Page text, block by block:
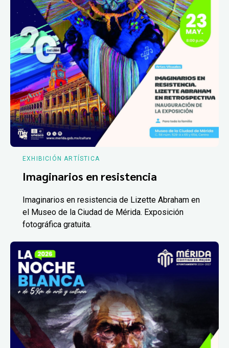
EXHIBICIÓN ARTÍSTICA
Imaginarios en resistencia
Imaginarios en resistencia de Lizette Abraham en
el Museo de la Ciudad de Mérida. Exposición
fotográfica gratuita.